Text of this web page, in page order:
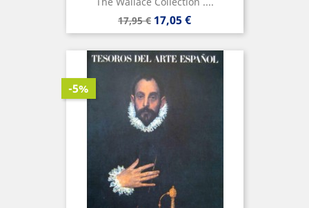
Precio
base
17,95 € Precio
17,05 €
-5%